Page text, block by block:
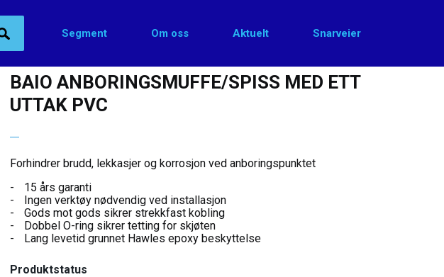
Segment Om oss Aktuelt Snarveier
spiss med ett uttak PVC
BAIO ANBORINGSMUFFE/SPISS MED ETT
UTTAK PVC
Forhindrer brudd, lekkasjer og korrosjon ved anboringspunktet
15 års garanti
Ingen verktøy nødvendig ved installasjon
Gods mot gods sikrer strekkfast kobling
Dobbel O-ring sikrer tetting for skjøten
Lang levetid grunnet Hawles epoxy beskyttelse
Produktstatus